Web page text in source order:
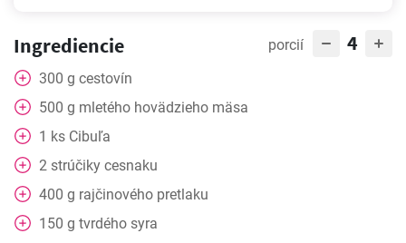
Ingrediencie porcií 4
300 g cestovín
500 g mletého hovädzieho mäsa
1 ks Cibuľa
2 strúčiky cesnaku
400 g rajčinového pretlaku
150 g tvrdého syra